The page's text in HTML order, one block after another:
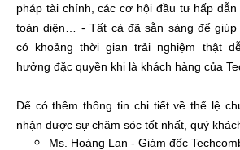
pháp tài chính, các cơ hội đầu tư hấp
toàn diện… - Tất cả đã sẵn sàng để giúp
có khoảng thời gian trải nghiệm thật
hưởng đặc quyền khi là khách hàng của
Để có thêm thông tin chi tiết về thể lệ
nhận được sự chăm sóc tốt nhất, quý
Ms. Hoàng Lan - Giám đốc